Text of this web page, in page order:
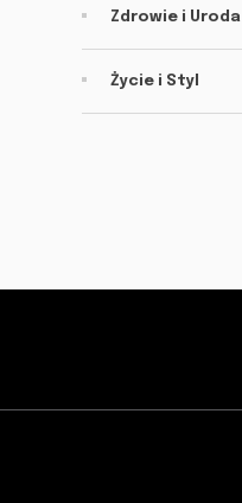
Zdrowie i Uroda
Życie i Styl